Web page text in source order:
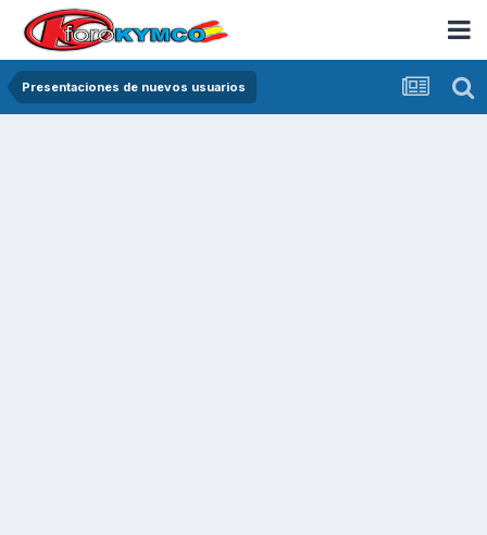
Presentaciones de nuevos usuarios